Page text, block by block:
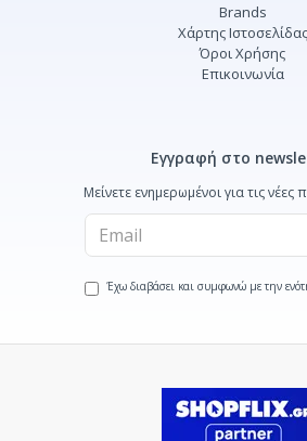
Brands
Χάρτης Ιστοσελίδας
Όροι Χρήσης
Επικοινωνία
Εγγραφή στο
Μείνετε ενημερωμένοι για τις
Έχω διαβάσει και συμφωνώ με την